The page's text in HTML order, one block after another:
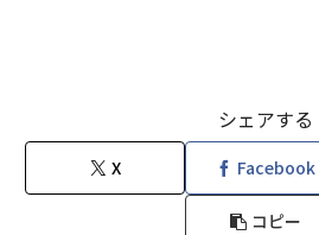
シェアする
X Facebook
コピー